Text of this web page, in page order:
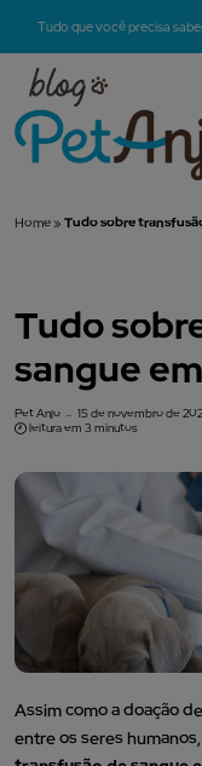
Tudo que você precisa
Home » Tudo sobre
Tudo
sangue
Pet Anjo
15 de novembro de
leitura em 3 minutos
Assim como a doação
entre os seres